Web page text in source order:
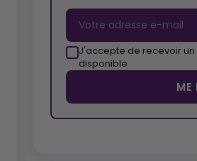
J'accepte de recevoir
disponible
ME